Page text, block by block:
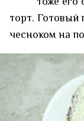
торт.
чесноком на